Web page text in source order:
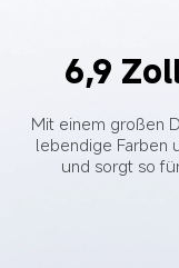
6,9
Mit einem großen
lebendige Farben
und sorgt so